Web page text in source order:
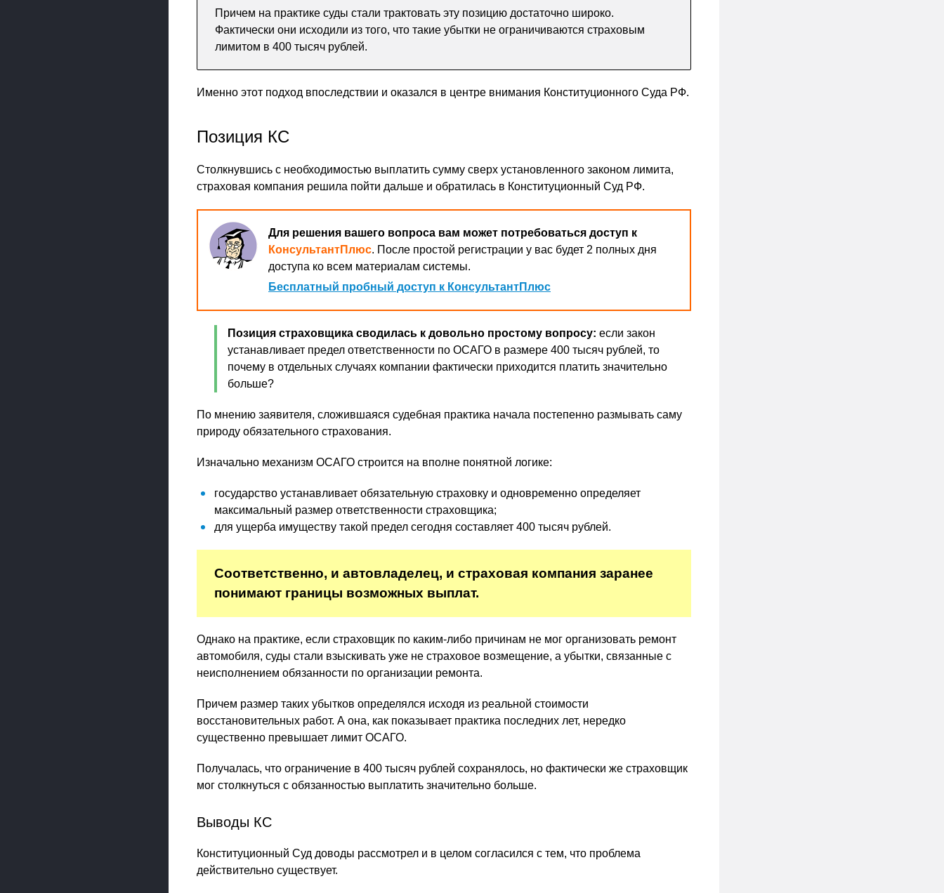
Причем на практике суды стали трактовать эту позицию достаточно широко.
Фактически они исходили из того, что такие убытки не ограничиваются страховым
лимитом в 400 тысяч рублей.
Именно этот подход впоследствии и оказался в центре внимания Конституционного Суда РФ.
Позиция КС
Столкнувшись с необходимостью выплатить сумму сверх установленного законом лимита,
страховая компания решила пойти дальше и обратилась в Конституционный Суд РФ.
Для решения вашего вопроса вам может потребоваться доступ к
КонсультантПлюс. После простой регистрации у вас будет 2 полных дня
доступа ко всем материалам системы.
Бесплатный пробный доступ к КонсультантПлюс
Позиция страховщика сводилась к довольно простому вопросу: если закон
устанавливает предел ответственности по ОСАГО в размере 400 тысяч рублей, то
почему в отдельных случаях компании фактически приходится платить значительно
больше?
По мнению заявителя, сложившаяся судебная практика начала постепенно размывать саму
природу обязательного страхования.
Изначально механизм ОСАГО строится на вполне понятной логике:
государство устанавливает обязательную страховку и одновременно определяет
максимальный размер ответственности страховщика;
для ущерба имуществу такой предел сегодня составляет 400 тысяч рублей.
Соответственно, и автовладелец, и страховая компания заранее
понимают границы возможных выплат.
Однако на практике, если страховщик по каким-либо причинам не мог организовать ремонт
автомобиля, суды стали взыскивать уже не страховое возмещение, а убытки, связанные с
неисполнением обязанности по организации ремонта.
Причем размер таких убытков определялся исходя из реальной стоимости
восстановительных работ. А она, как показывает практика последних лет, нередко
существенно превышает лимит ОСАГО.
Получалась, что ограничение в 400 тысяч рублей сохранялось, но фактически же страховщик
мог столкнуться с обязанностью выплатить значительно больше.
Выводы КС
Конституционный Суд доводы рассмотрел и в целом согласился с тем, что проблема
действительно существует.